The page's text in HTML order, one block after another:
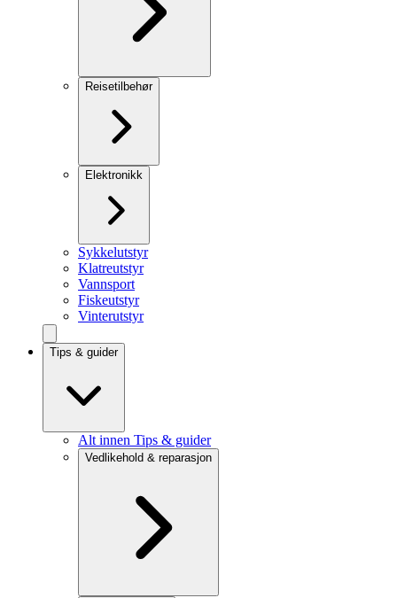
Reisetilbehør
Elektronikk
Sykkelutstyr
Klatreutstyr
Vannsport
Fiskeutstyr
Vinterutstyr
Tips & guider
Alt innen Tips & guider
Vedlikehold & reparasjon